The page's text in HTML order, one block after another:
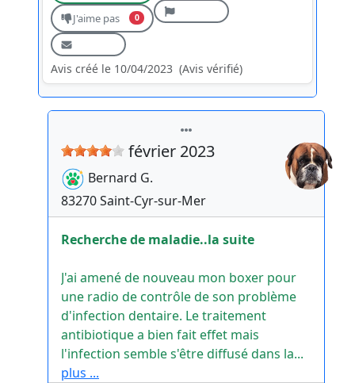
J'aime pas 0
Avis créé le 10/04/2023 (Avis vérifié)
février 2023
Bernard G.
83270Saint-Cyr-sur-Mer
Recherche de maladie..la suite
J'ai amené de nouveau mon boxer pour
une radio de contrôle de son problème
d'infection dentaire. Le traitement
antibiotique a bien fait effet mais
l'infection semble s'être diffusé dans la...
plus ...